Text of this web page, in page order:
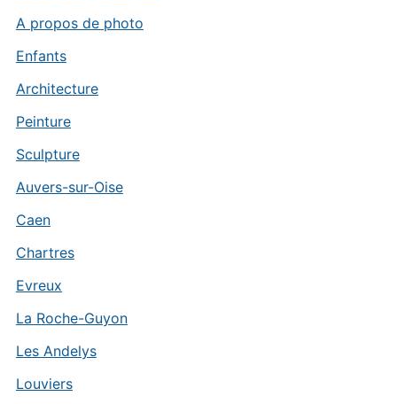
A propos de photo
Enfants
Architecture
Peinture
Sculpture
Auvers-sur-Oise
Caen
Chartres
Evreux
La Roche-Guyon
Les Andelys
Louviers